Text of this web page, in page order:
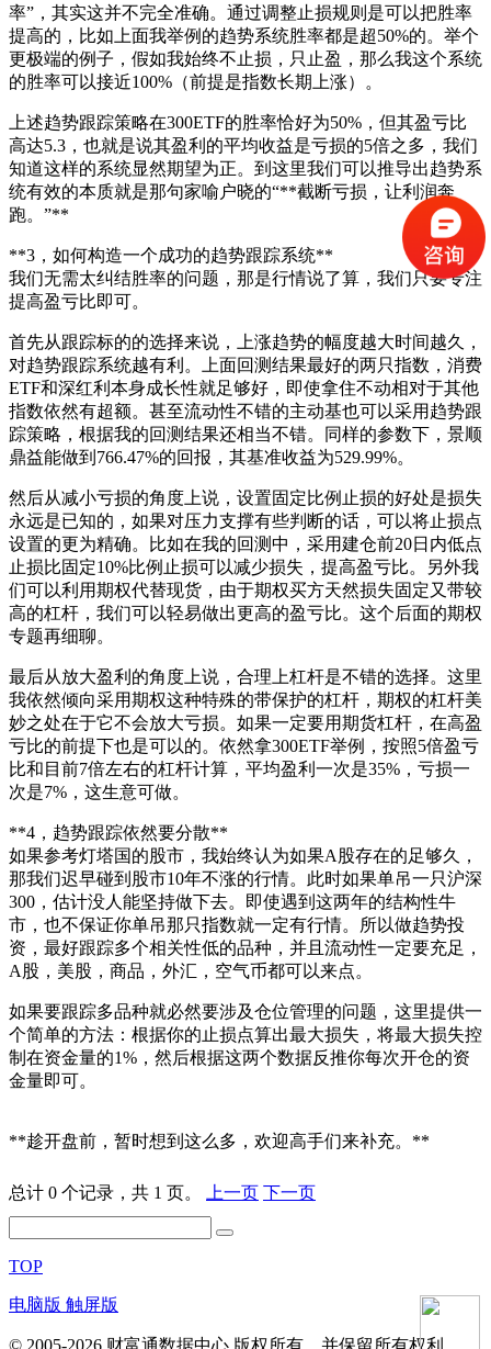
率”，其实这并不完全准确。通过调整止损规则是可以把胜率
提高的，比如上面我举例的趋势系统胜率都是超50%的。举个
更极端的例子，假如我始终不止损，只止盈，那么我这个系统
的胜率可以接近100%（前提是指数长期上涨）。
上述趋势跟踪策略在300ETF的胜率恰好为50%，但其盈亏比
高达5.3，也就是说其盈利的平均收益是亏损的5倍之多，我们
知道这样的系统显然期望为正。到这里我们可以推导出趋势系
统有效的本质就是那句家喻户晓的“**截断亏损，让利润奔
跑。”**
**3，如何构造一个成功的趋势跟踪系统**
我们无需太纠结胜率的问题，那是行情说了算，我们只要专注
提高盈亏比即可。
首先从跟踪标的的选择来说，上涨趋势的幅度越大时间越久，
对趋势跟踪系统越有利。上面回测结果最好的两只指数，消费
ETF和深红利本身成长性就足够好，即使拿住不动相对于其他
指数依然有超额。甚至流动性不错的主动基也可以采用趋势跟
踪策略，根据我的回测结果还相当不错。同样的参数下，景顺
鼎益能做到766.47%的回报，其基准收益为529.99%。
然后从减小亏损的角度上说，设置固定比例止损的好处是损失
永远是已知的，如果对压力支撑有些判断的话，可以将止损点
设置的更为精确。比如在我的回测中，采用建仓前20日内低点
止损比固定10%比例止损可以减少损失，提高盈亏比。另外我
们可以利用期权代替现货，由于期权买方天然损失固定又带较
高的杠杆，我们可以轻易做出更高的盈亏比。这个后面的期权
专题再细聊。
最后从放大盈利的角度上说，合理上杠杆是不错的选择。这里
我依然倾向采用期权这种特殊的带保护的杠杆，期权的杠杆美
妙之处在于它不会放大亏损。如果一定要用期货杠杆，在高盈
亏比的前提下也是可以的。依然拿300ETF举例，按照5倍盈亏
比和目前7倍左右的杠杆计算，平均盈利一次是35%，亏损一
次是7%，这生意可做。
**4，趋势跟踪依然要分散**
如果参考灯塔国的股市，我始终认为如果A股存在的足够久，
那我们迟早碰到股市10年不涨的行情。此时如果单吊一只沪深
300，估计没人能坚持做下去。即使遇到这两年的结构性牛
市，也不保证你单吊那只指数就一定有行情。所以做趋势投
资，最好跟踪多个相关性低的品种，并且流动性一定要充足，
A股，美股，商品，外汇，空气币都可以来点。
如果要跟踪多品种就必然要涉及仓位管理的问题，这里提供一
个简单的方法：根据你的止损点算出最大损失，将最大损失控
制在资金量的1%，然后根据这两个数据反推你每次开仓的资
金量即可。
**趁开盘前，暂时想到这么多，欢迎高手们来补充。**
总计 0 个记录，共 1 页。 上一页 下一页
TOP
电脑版 触屏版
© 2005-2026 财富通数据中心 版权所有，并保留所有权利。